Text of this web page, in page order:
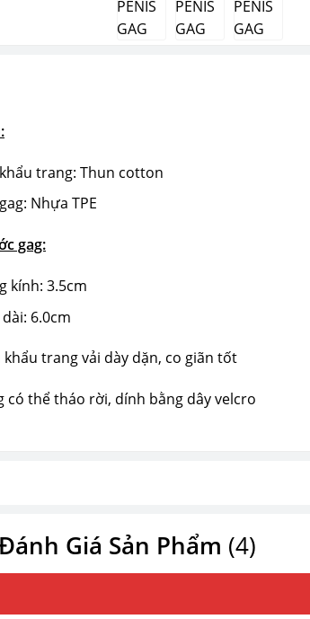
trang: Thun cotton
Nhựa TPE
gag:
kính: 3.5cm
6.0cm
khẩu trang vải dày dặn, co giãn tốt
có thể tháo rời, dính bằng dây velcro
Giá Sản Phẩm (4)